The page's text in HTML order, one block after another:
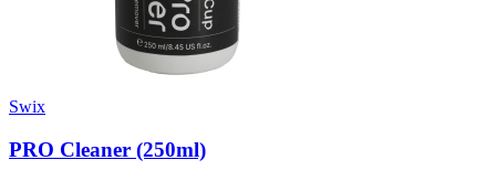
Swix
PRO Cleaner (250ml)